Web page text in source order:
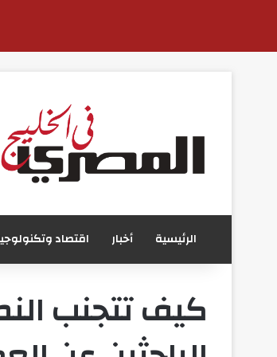
الرئيسية أخبار اقتصاد
كيف تتجنب